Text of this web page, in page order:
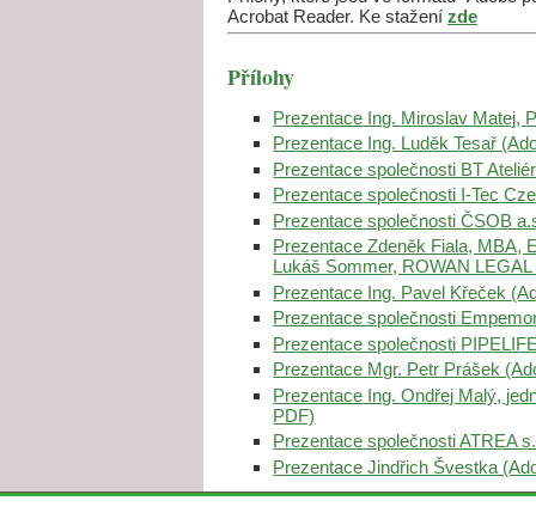
Acrobat Reader. Ke stažení zde
Přílohy
Prezentace Ing. Miroslav Matej,
Prezentace Ing. Luděk Tesař
Prezentace společnosti BT
Prezentace společnosti I-Tec
Prezentace společnosti ČSOB
Prezentace Zdeněk Fiala, MBA,
Lukáš Sommer, ROWAN
Prezentace Ing. Pavel Křeček
Prezentace společnosti
Prezentace společnosti
Prezentace Mgr. Petr Prášek
Prezentace Ing. Ondřej Malý,
PDF)
Prezentace společnosti ATREA
Prezentace Jindřich Švestka